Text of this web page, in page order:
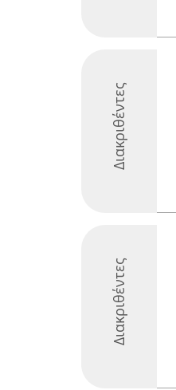
Διακριθέντες
Διακριθέντες